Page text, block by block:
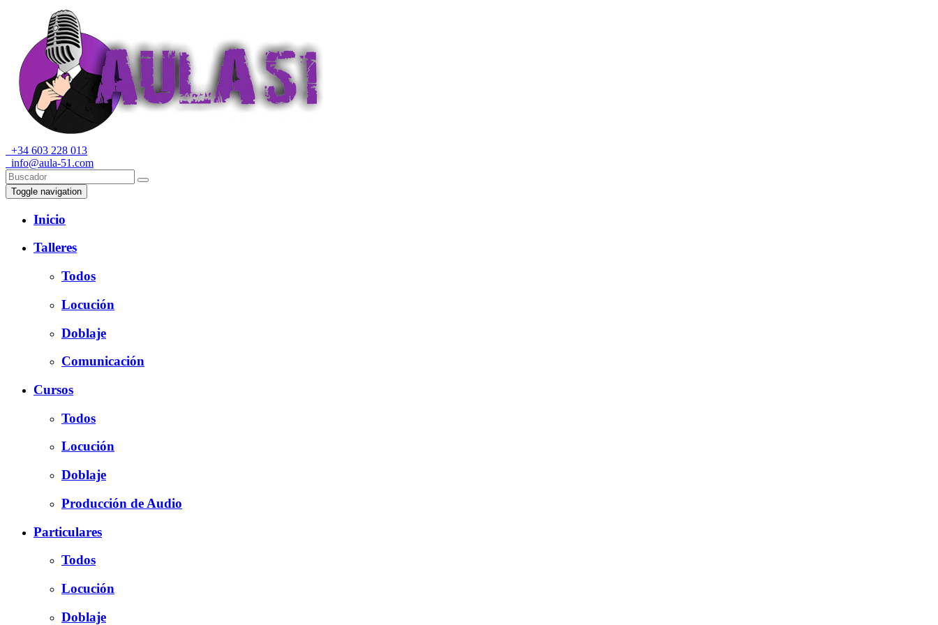
+34 603 228 013
info@aula-51.com
Toggle navigation
Inicio
Talleres
Todos
Locución
Doblaje
Comunicación
Cursos
Todos
Locución
Doblaje
Producción de Audio
Particulares
Todos
Locución
Doblaje